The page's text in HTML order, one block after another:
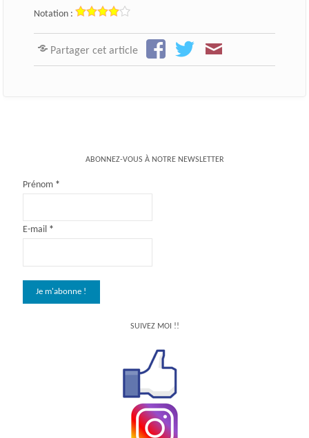
Notation :
Partager cet article
ABONNEZ-VOUS À NOTRE NEWSLETTER
Prénom *
E-mail *
SUIVEZ MOI !!